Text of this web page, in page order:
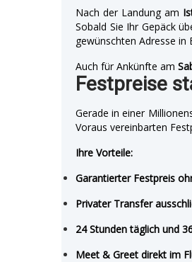
Nach der Landung am
Sobald Sie Ihr Gepäck
gewünschten Adresse in
Auch für Ankünfte am
Festpreise
Gerade in einer
Voraus vereinbarten
Ihre Vorteile:
Garantierter Festpreis
Privater Transfer
24 Stunden täglich und
Meet & Greet direkt im